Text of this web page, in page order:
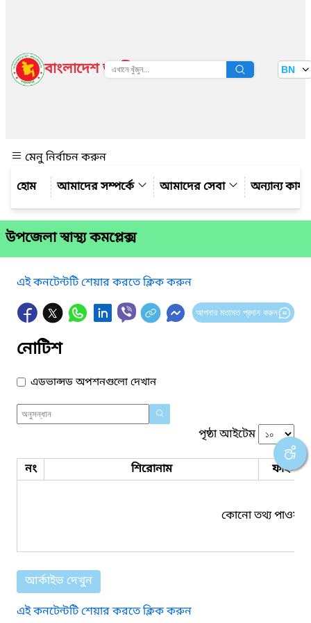
বাংলাদেশ জাতীয় তথ্য বাতায়ন BN
মেনু নির্বাচন করুন
আমাদের সম্পর্কে
আমাদের সেবা অন্যান্য
উপজেলা স্বাস্থ্য কমপ্লেক্স
এই কনটেন্টটি শেয়ার করতে ক্লিক করুন
আপনার মতামত প্রদান করুন
নোটিশ
এডভান্সড অপশনগুলো দেখান
পৃষ্ঠা আইটেম
নং শিরোনাম ফাইল
কোনো তথ্য পাওয়া
আর্কাইভ দেখুন
এই কনটেন্টটি শেয়ার করতে ক্লিক করুন